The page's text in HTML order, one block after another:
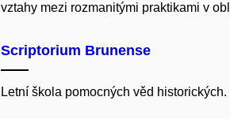
vztahy mezi rozmanitými praktikami v
Scriptorium Brunense
Letní škola pomocných věd